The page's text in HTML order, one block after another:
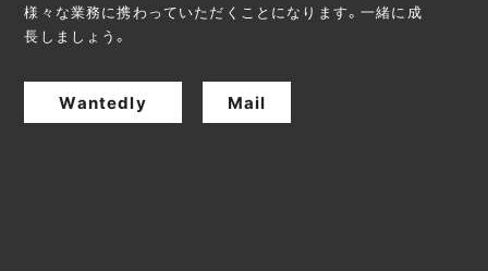
様々な業務に携わっていただくことになります。一緒に成
長しましょう。
Wantedly Mail